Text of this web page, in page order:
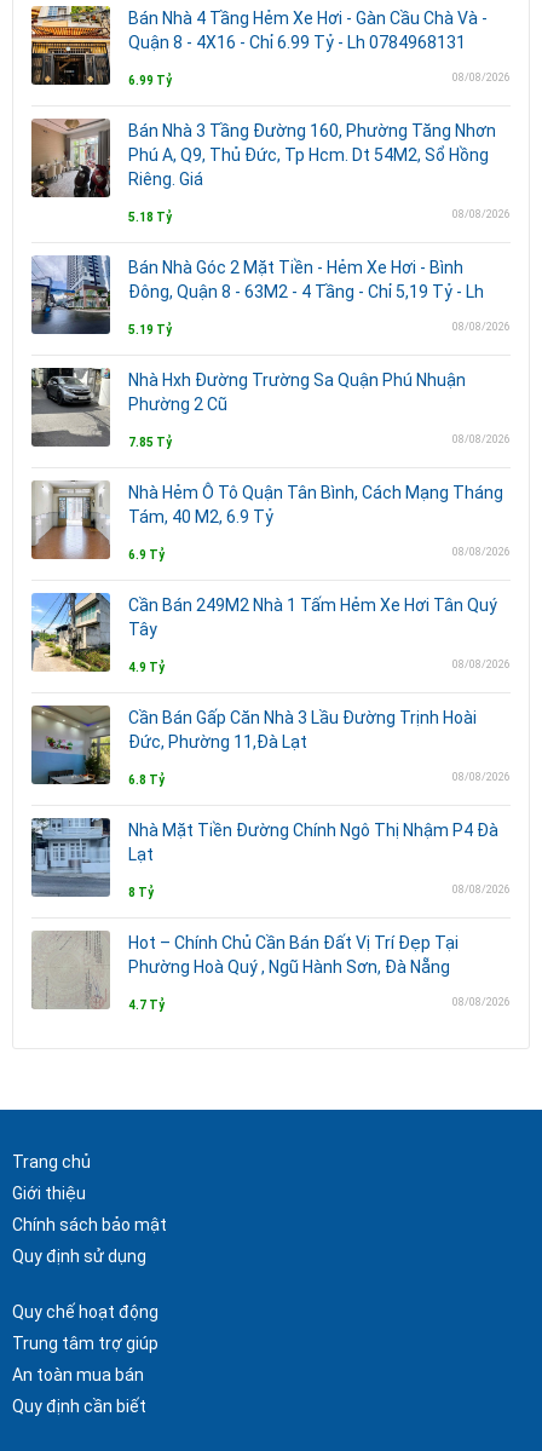
Bán Nhà 4 Tầng Hẻm Xe Hơi - Gàn Cầu Chà Và -
Quận 8 - 4X16 - Chỉ 6.99 Tỷ - Lh 0784968131
6.99 Tỷ 08/08/2026
Bán Nhà 3 Tầng Đường 160, Phường Tăng Nhơn
Phú A, Q9, Thủ Đức, Tp Hcm. Dt 54M2, Sổ Hồng
Riêng. Giá
5.18 Tỷ 08/08/2026
Bán Nhà Góc 2 Mặt Tiền - Hẻm Xe Hơi - Bình
Đông, Quận 8 - 63M2 - 4 Tầng - Chỉ 5,19 Tỷ - Lh
5.19 Tỷ 08/08/2026
Nhà Hxh Đường Trường Sa Quận Phú Nhuận
Phường 2 Cũ
7.85 Tỷ 08/08/2026
Nhà Hẻm Ô Tô Quận Tân Bình, Cách Mạng Tháng
Tám, 40 M2, 6.9 Tỷ
6.9 Tỷ 08/08/2026
Cần Bán 249M2 Nhà 1 Tấm Hẻm Xe Hơi Tân Quý
Tây
4.9 Tỷ 08/08/2026
Cần Bán Gấp Căn Nhà 3 Lầu Đường Trịnh Hoài
Đức, Phường 11,Đà Lạt
6.8 Tỷ 08/08/2026
Nhà Mặt Tiền Đường Chính Ngô Thị Nhậm P4 Đà
Lạt
8 Tỷ 08/08/2026
Hot – Chính Chủ Cần Bán Đất Vị Trí Đẹp Tại
Phường Hoà Quý , Ngũ Hành Sơn, Đà Nẵng
4.7 Tỷ 08/08/2026
Trang chủ
Giới thiệu
Chính sách bảo mật
Quy định sử dụng
Quy chế hoạt động
Trung tâm trợ giúp
An toàn mua bán
Quy định cần biết